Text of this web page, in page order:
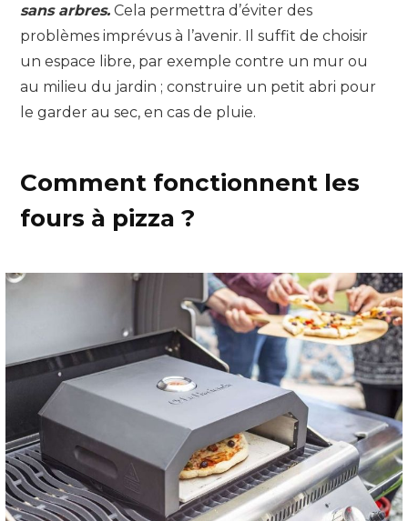
sans arbres. Cela permettra d’éviter des
problèmes imprévus à l’avenir. Il suffit de choisir
un espace libre, par exemple contre un mur ou
au milieu du jardin ; construire un petit abri pour
le garder au sec, en cas de pluie.
Comment fonctionnent les
fours à pizza ?